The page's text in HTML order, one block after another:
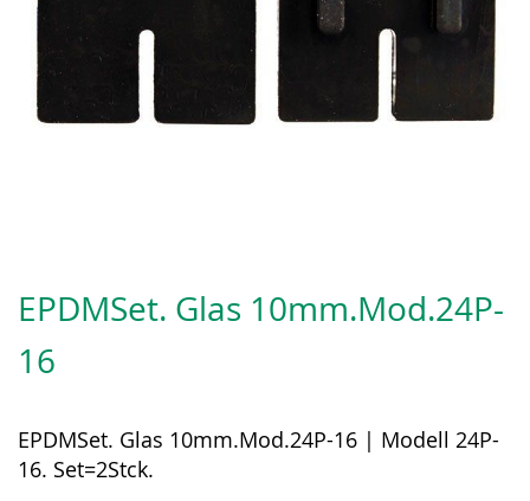
der
Bildergalerie
springen
EPDMSet. Glas 10mm.Mod.24P-
16
EPDMSet. Glas 10mm.Mod.24P-16 | Modell 24P-
16. Set=2Stck.